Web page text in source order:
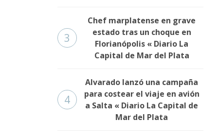
3
Chef marplatense en grave
estado tras un choque en
Florianópolis « Diario La
Capital de Mar del Plata
4
Alvarado lanzó una campaña
para costear el viaje en avión
a Salta « Diario La Capital de
Mar del Plata